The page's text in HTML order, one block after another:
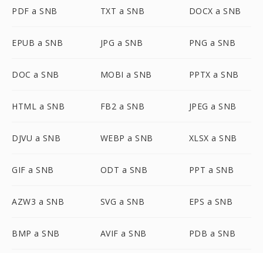
PDF a SNB TXT a SNB DOCX a SNB
EPUB a SNB JPG a SNB PNG a SNB
DOC a SNB MOBI a SNB PPTX a SNB
HTML a SNB FB2 a SNB JPEG a SNB
DJVU a SNB WEBP a SNB XLSX a SNB
GIF a SNB ODT a SNB PPT a SNB
AZW3 a SNB SVG a SNB EPS a SNB
BMP a SNB AVIF a SNB PDB a SNB